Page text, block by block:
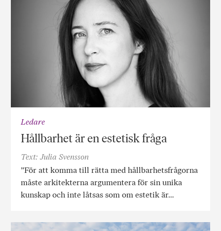
Ledare
Hållbarhet är en estetisk fråga
Text: Julia Svensson
”För att komma till rätta med hållbarhetsfrågorna
måste arkitekterna argumentera för sin unika
kunskap och inte låtsas som om estetik är…